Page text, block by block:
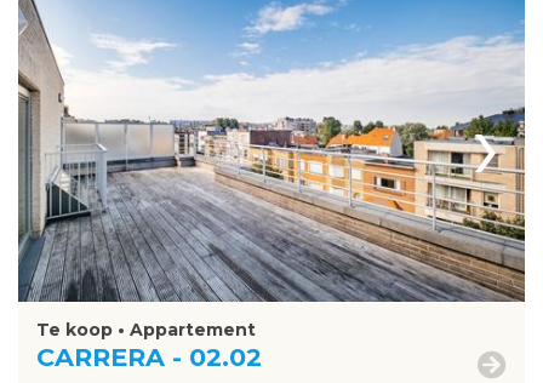
›
Te koop • Appartement
CARRERA - 02.02